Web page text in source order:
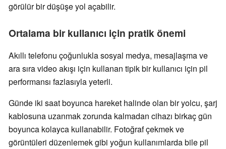
görülür bir düşüşe yol açabilir.
Ortalama bir kullanıcı için pratik önemi
Akıllı telefonu çoğunlukla sosyal medya, mesajlaşma ve
ara sıra video akışı için kullanan tipik bir kullanıcı için pil
performansı fazlasıyla yeterli.
Günde iki saat boyunca hareket halinde olan bir yolcu, şarj
kablosuna uzanmak zorunda kalmadan cihazı birkaç gün
boyunca kolayca kullanabilir. Fotoğraf çekmek ve
görüntüleri düzenlemek gibi yoğun kullanımlarda bile pil